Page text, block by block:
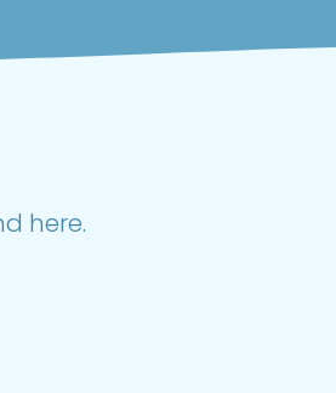
here.